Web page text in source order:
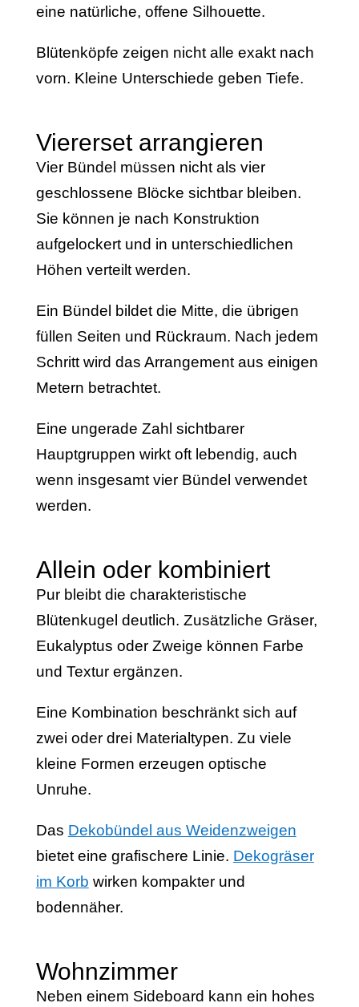
eine natürliche, offene Silhouette.
Blütenköpfe zeigen nicht alle exakt nach
vorn. Kleine Unterschiede geben Tiefe.
Viererset arrangieren
Vier Bündel müssen nicht als vier
geschlossene Blöcke sichtbar bleiben.
Sie können je nach Konstruktion
aufgelockert und in unterschiedlichen
Höhen verteilt werden.
Ein Bündel bildet die Mitte, die übrigen
füllen Seiten und Rückraum. Nach jedem
Schritt wird das Arrangement aus einigen
Metern betrachtet.
Eine ungerade Zahl sichtbarer
Hauptgruppen wirkt oft lebendig, auch
wenn insgesamt vier Bündel verwendet
werden.
Allein oder kombiniert
Pur bleibt die charakteristische
Blütenkugel deutlich. Zusätzliche Gräser,
Eukalyptus oder Zweige können Farbe
und Textur ergänzen.
Eine Kombination beschränkt sich auf
zwei oder drei Materialtypen. Zu viele
kleine Formen erzeugen optische
Unruhe.
Das Dekobündel aus Weidenzweigen
bietet eine grafischere Linie. Dekogräser
im Korb wirken kompakter und
bodennäher.
Wohnzimmer
Neben einem Sideboard kann ein hohes